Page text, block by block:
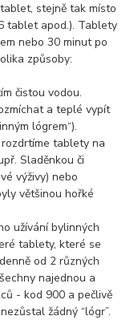
stejně tak místo
tablet apod.). Tablety
nebo 30 minut po
způsoby:
čistou vodou.
a teplé vypít
lógrem“).
tablety na
Sladěnkou či
výživy) nebo
většinou hořké
užívání bylinných
tablety, které se
od 2 různých
najednou a
- kod 900 a pečlivě
žádný “lógr”.